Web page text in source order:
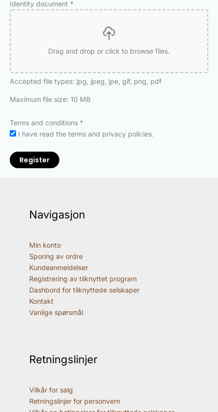
Identity document *
Drag and drop or click to browse files.
Accepted file types: jpg, jpeg, jpe, gif, png, pdf
Maximum file size: 10 MB
Terms and conditions *
I have read the terms and privacy policies.
Register
Navigasjon
Min konto
Sporing av ordre
Kundeanmeldelser
Registrering av tilknyttet program
Dashbord for tilknyttede selskaper
Kontakt
Vanlige spørsmål
Retningslinjer
Vilkår for salg
Retningslinjer for personvern